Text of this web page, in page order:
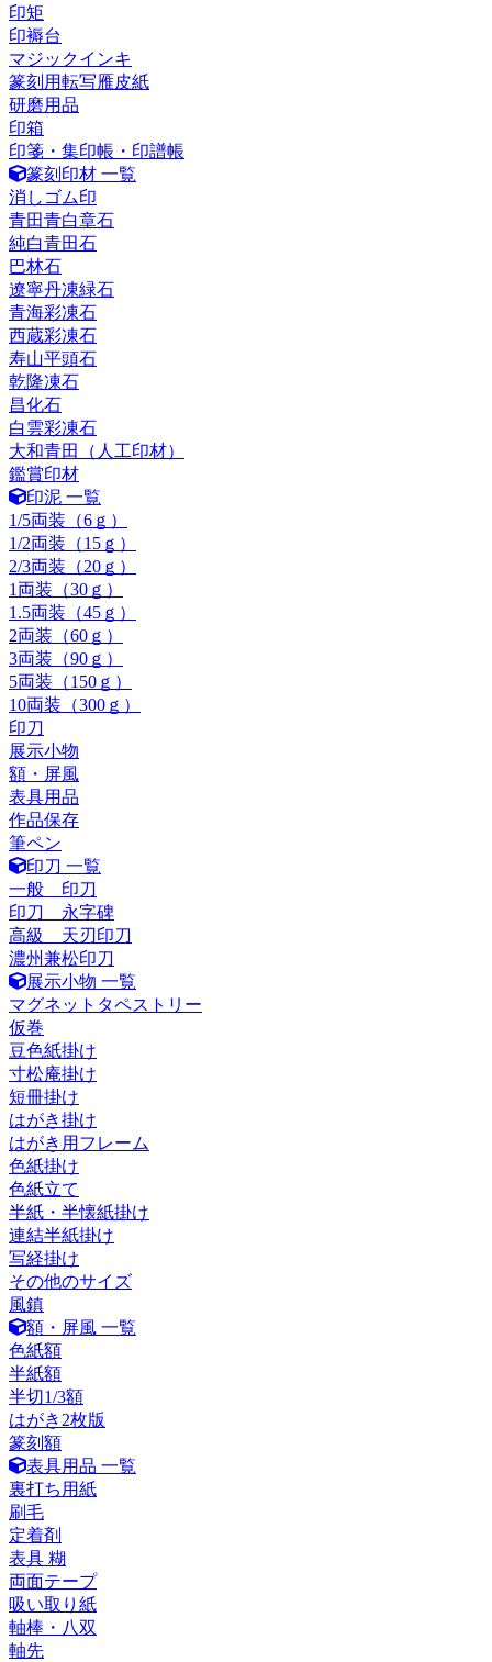
印矩
印褥台
マジックインキ
篆刻用転写雁皮紙
研磨用品
印箱
印箋・集印帳・印譜帳
篆刻印材 一覧
消しゴム印
青田青白章石
純白青田石
巴林石
遼寧丹凍緑石
青海彩凍石
西蔵彩凍石
寿山平頭石
乾隆凍石
昌化石
白雲彩凍石
大和青田（人工印材）
鑑賞印材
印泥 一覧
1/5両装（6ｇ）
1/2両装（15ｇ）
2/3両装（20ｇ）
1両装（30ｇ）
1.5両装（45ｇ）
2両装（60ｇ）
3両装（90ｇ）
5両装（150ｇ）
10両装（300ｇ）
印刀
展示小物
額・屏風
表具用品
作品保存
筆ペン
印刀 一覧
一般 印刀
印刀 永字碑
高級 天刃印刀
濃州兼松印刀
展示小物 一覧
マグネットタペストリー
仮巻
豆色紙掛け
寸松庵掛け
短冊掛け
はがき掛け
はがき用フレーム
色紙掛け
色紙立て
半紙・半懐紙掛け
連結半紙掛け
写経掛け
その他のサイズ
風鎮
額・屏風 一覧
色紙額
半紙額
半切1/3額
はがき2枚版
篆刻額
表具用品 一覧
裏打ち用紙
刷毛
定着剤
表具 糊
両面テープ
吸い取り紙
軸棒・八双
軸先